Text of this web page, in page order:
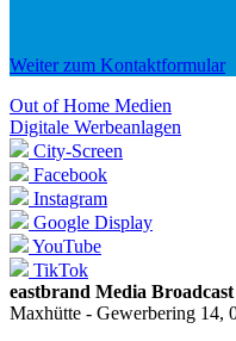
Weiter zum Kontaktformular
Out of Home Medien
Digitale Werbeanlagen
City-Screen
Facebook
Instagram
Google Display
YouTube
TikTok
eastbrand Media
Maxhütte - Gewerbering 14,